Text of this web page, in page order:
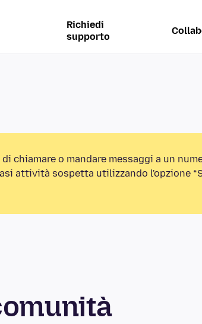
Richiedi
supporto
chiamare o mandare messaggi a un
attività sospetta utilizzando l'opzione